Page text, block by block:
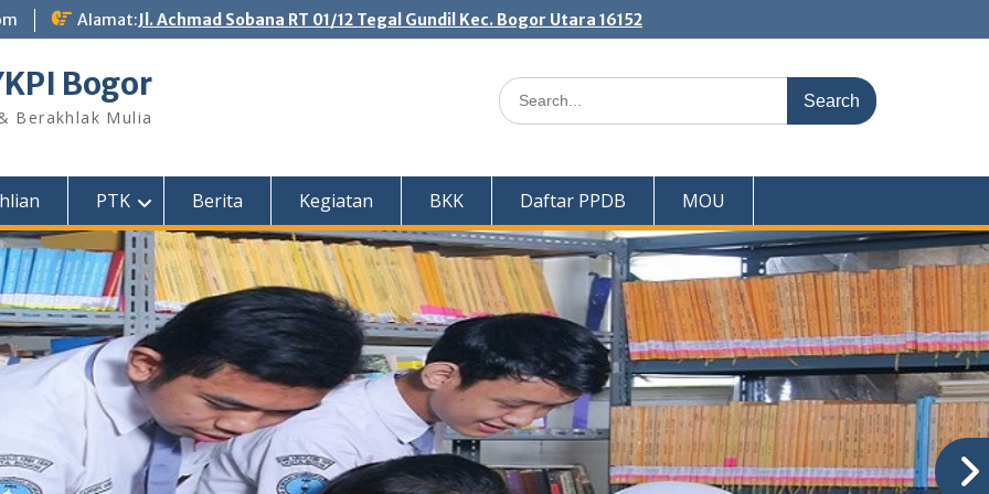
Alamat:Jl. Achmad Sobana RT 01/12 Tegal Gundil Kec. Bogor Utara 16152
Bogor
Berakhlak Mulia
Search
for:
PTK Berita Kegiatan BKK Daftar PPDB MOU